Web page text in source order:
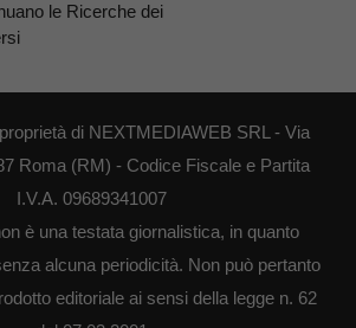
le Ricerche dei
di NEXTMEDIAWEB SRL - Via
Roma (RM) - Codice Fiscale e Partita
I.V.A. 09689341007
è una testata giornalistica, in quanto
alcuna periodicità. Non può pertanto
editoriale ai sensi della legge n. 62